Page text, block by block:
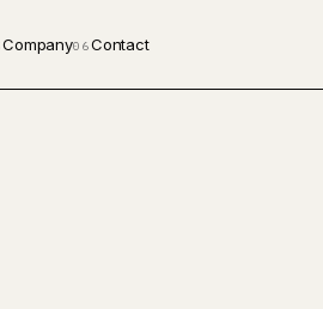
Company06Contact